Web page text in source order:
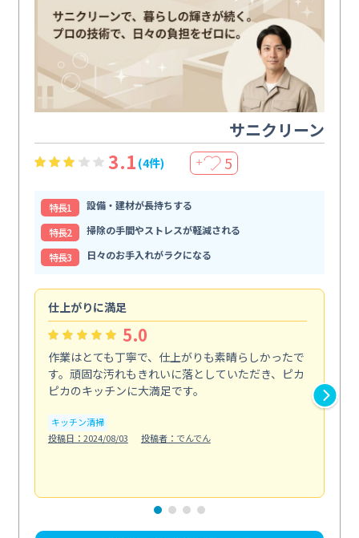
サニクリーン
3.1 (4件) ＋ 5
特⻑1
設備・建材が長持ちする
特⻑2
掃除の手間やストレスが軽減される
特⻑3
日々のお手入れがラクになる
仕上がりに満足
5.0
作業はとても丁寧で、仕上がりも素晴らしかったで
す。頑固な汚れもきれいに落としていただき、ピカ
ピカのキッチンに大満足です。
キッチン清掃
投稿日：2024/08/03
投稿者：でんでん